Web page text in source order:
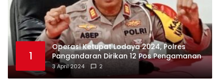
1
Operasi Ketupat Lodaya 2024, Polres
Pangandaran Dirikan 12 Pos Pengamanan
3 April 2024 2